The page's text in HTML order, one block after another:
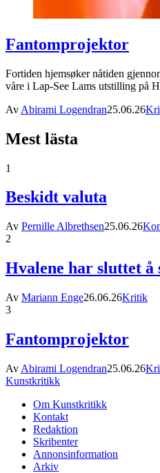
Fantomprojektor
Fortiden hjemsøker nåtiden
våre i Lap-See Lams utstilling på
Av Abirami Logendran25.06.26
Mest lästa
1
Beskidt valuta
Av Pernille Albrethsen25.06.26
2
Hvalene har sluttet å
Av Mariann Enge26.06.26Kritik
3
Fantomprojektor
Av Abirami Logendran25.06.26
Kunstkritikk
Om Kunstkritikk
Kontakt
Redaktion
Skribenter
Annonsinformation
Arkiv